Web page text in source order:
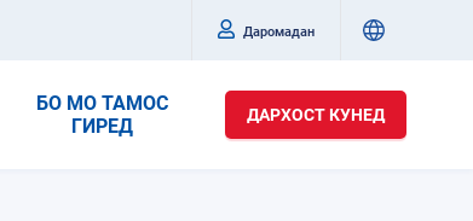
Даромадан
БО МО ТАМОС
ГИРЕД
ДАРХОСТ КУНЕД